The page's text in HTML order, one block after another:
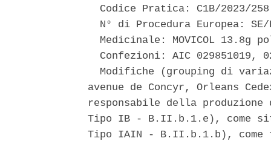
Codice Pratica: C1B/2023/
N° di Procedura Europea:
Medicinale: MOVICOL 13.8g
Confezioni: AIC 029851019,
Modifiche (grouping di
avenue de Concyr, Orleans
responsabile della
Tipo IB - B.II.b.1.e), come
Tipo IAIN - B.II.b.1.b),